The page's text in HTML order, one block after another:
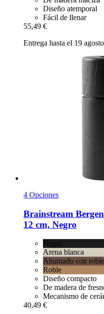
Diseño atemporal
Fácil de llenar
55,49 €
Entrega hasta el 19 agosto
4 Opciones
Brainstream
12 cm, Negro
Negro
Arena blanca
Ahumado con roble
Roble
Diseño compacto
De madera de
Mecanismo de
40,49 €